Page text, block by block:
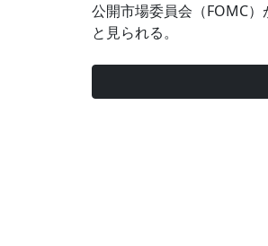
公開市場委員会（FOMC
と見られる。